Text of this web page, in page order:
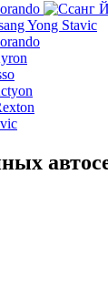
Yong Stavic